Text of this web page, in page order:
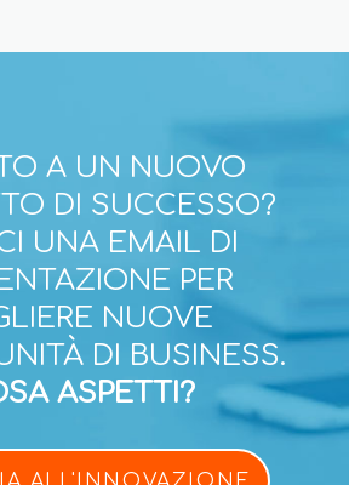
A UN NUOVO
DI SUCCESSO?
UNA EMAIL DI
PER
NUOVE
DI BUSINESS.
ASPETTI?